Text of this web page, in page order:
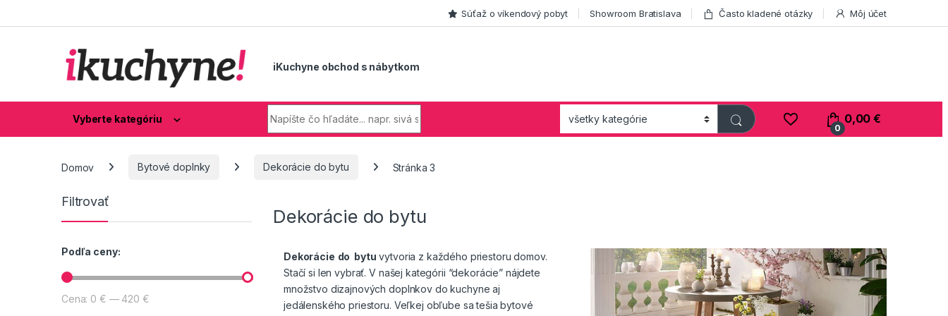
Súťaž o víkendový pobyt Showroom Bratislava Často kladené otázky Môj účet
iKuchyne obchod s nábytkom
Vyberte kategóriu
0
0,00€
Domov Bytové doplnky Dekorácie do bytu Stránka 3
Dekorácie do bytu
Dekorácie do bytu vytvoria z každého priestoru domov.
Stačí si len vybrať. V našej kategórii “dekorácie” nájdete
množstvo dizajnových doplnkov do kuchyne aj
jedálenského priestoru. Veľkej obľube sa tešia bytové
Filtrovať
Podľa ceny:
Minimálna cena
Maximálna cena
Cena: 0 € — 420 €